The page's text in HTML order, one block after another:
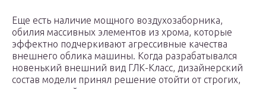
Еще есть наличие мощного воздухозаборника,
обилия массивных элементов из хрома, которые
эффектно подчеркивают агрессивные качества
внешнего облика машины. Когда разрабатывался
новенький внешний вид ГЛК-Класс, дизайнерский
состав модели принял решение отойти от строгих,